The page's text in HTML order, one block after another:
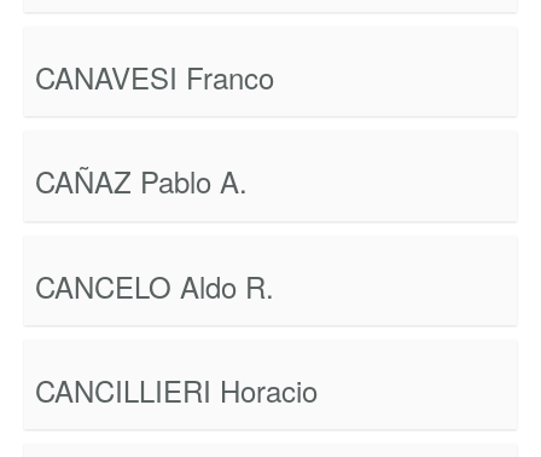
CANAVESI Franco
CAÑAZ Pablo A.
CANCELO Aldo R.
CANCILLIERI Horacio